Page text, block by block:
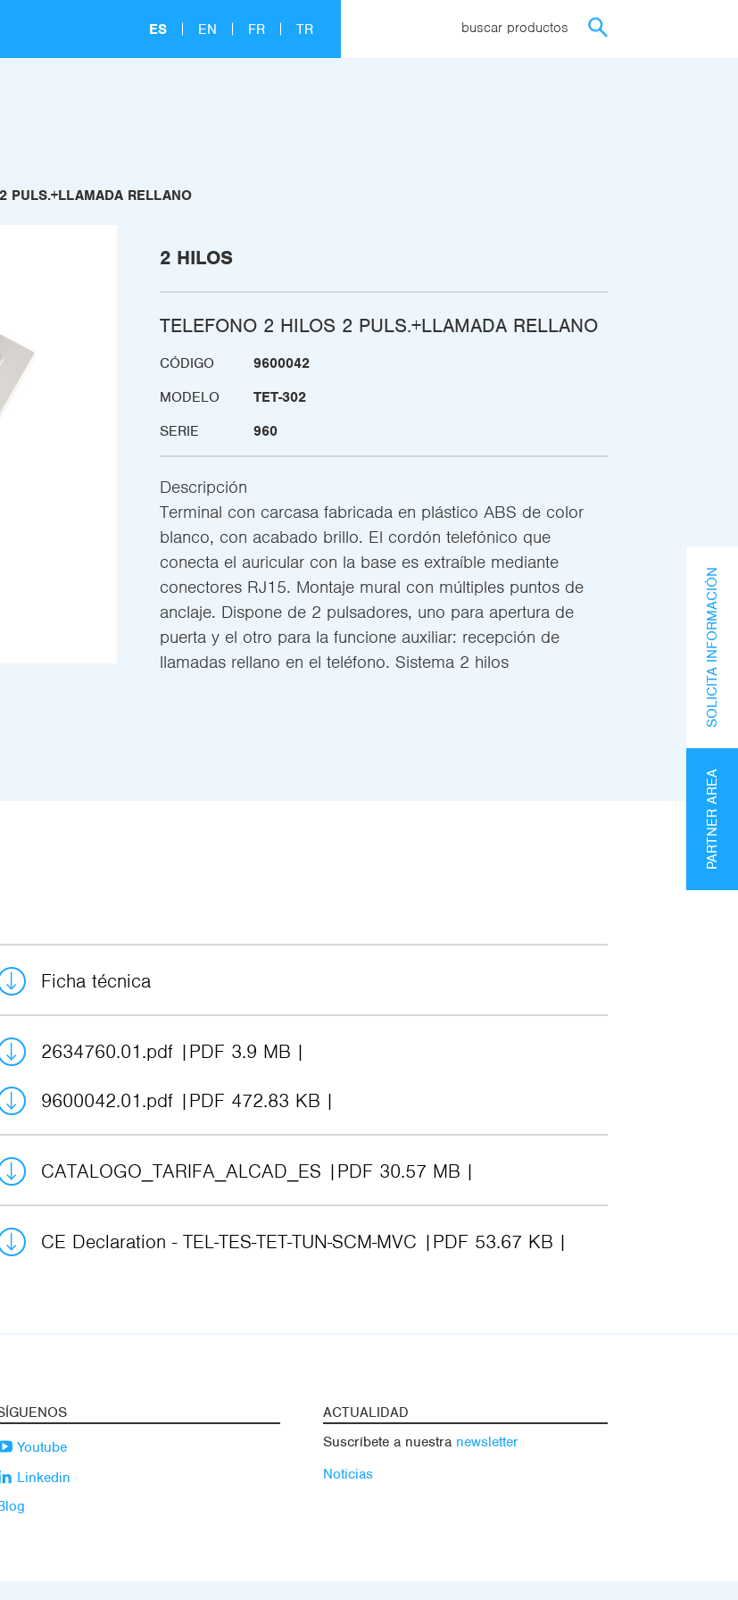
ES EN FR TR buscar productos
PULS.+LLAMADA RELLANO
2 HILOS
TELEFONO 2 HILOS 2 PULS.+LLAMADA RELLANO
CÓDIGO
9600042
MODELO
TET-302
SERIE
960
Descripción
Terminal con carcasa fabricada en plástico ABS de color
blanco, con acabado brillo. El cordón telefónico que
conecta el auricular con la base es extraíble mediante
conectores RJ15. Montaje mural con múltiples puntos de
anclaje. Dispone de 2 pulsadores, uno para apertura de
puerta y el otro para la funcione auxiliar: recepción de
llamadas rellano en el teléfono. Sistema 2 hilos
Ficha técnica
2634760.01.pdf PDF 3.9 MB
9600042.01.pdf PDF 472.83 KB
CATALOGO_TARIFA_ALCAD_ES PDF 30.57 MB
CE Declaration - TEL-TES-TET-TUN-SCM-MVC PDF 53.67 KB
Youtube
Linkedin
ACTUALIDAD
Suscríbete a nuestra newsletter
Noticias
PARTNER AREA
SOLICITA INFORMACIÓN